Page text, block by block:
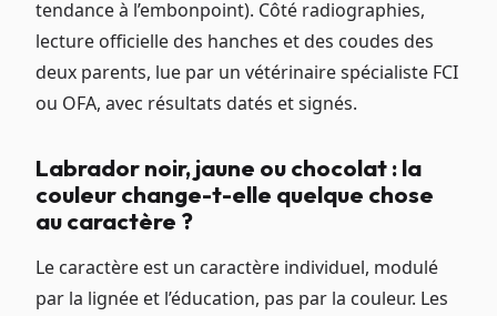
tendance à l’embonpoint). Côté radiographies,
lecture officielle des hanches et des coudes des
deux parents, lue par un vétérinaire spécialiste FCI
ou OFA, avec résultats datés et signés.
Labrador noir, jaune ou chocolat : la
couleur change-t-elle quelque chose
au caractère ?
Le caractère est un caractère individuel, modulé
par la lignée et l’éducation, pas par la couleur. Les